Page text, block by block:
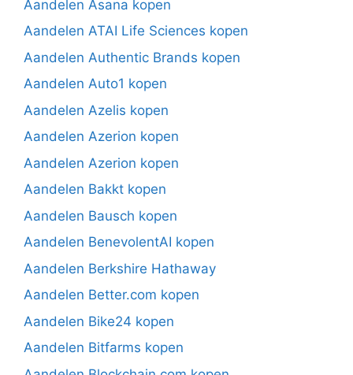
Aandelen Asana kopen
Aandelen ATAI Life Sciences kopen
Aandelen Authentic Brands kopen
Aandelen Auto1 kopen
Aandelen Azelis kopen
Aandelen Azerion kopen
Aandelen Azerion kopen
Aandelen Bakkt kopen
Aandelen Bausch kopen
Aandelen BenevolentAI kopen
Aandelen Berkshire Hathaway
Aandelen Better.com kopen
Aandelen Bike24 kopen
Aandelen Bitfarms kopen